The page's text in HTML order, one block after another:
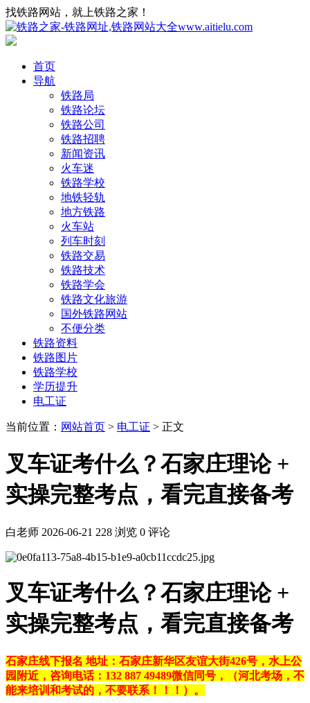
找铁路网站，就上铁路之家！
首页
导航
铁路局
铁路论坛
铁路公司
铁路招聘
新闻资讯
火车迷
铁路学校
地铁轻轨
地方铁路
火车站
列车时刻
铁路交易
铁路技术
铁路学会
铁路文化旅游
国外铁路网站
不便分类
铁路资料
铁路图片
铁路学校
学历提升
电工证
当前位置： 网站首页 > 电工证 > 正文
叉车证考什么？石家庄理论 +
实操完整考点，看完直接备考
白老师 2026-06-21 228 浏览 0 评论
叉车证考什么？石家庄理论 +
实操完整考点，看完直接备考
石家庄线下报名 地址：石家庄新华区友谊大街426号，水上公
园附近，咨询电话：132 887 49489微信同号，（河北考场，不
能来培训和考试的，不要联系！！！）。